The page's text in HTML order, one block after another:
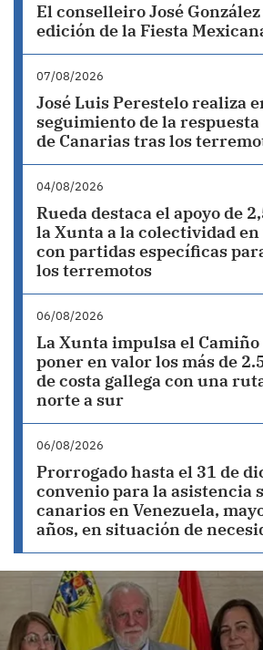
El conselleiro José
edición de la Fiesta
07/08/2026
José Luis Perestelo realiza
seguimiento de la
de Canarias tras los
04/08/2026
Rueda destaca el apoyo de
la Xunta a la colectividad en
con partidas específicas
los terremotos
06/08/2026
La Xunta impulsa el
poner en valor los más de
de costa gallega con una
norte a sur
06/08/2026
Prorrogado hasta el 31 de
convenio para la asistencia
canarios en Venezuela,
años, en situación de